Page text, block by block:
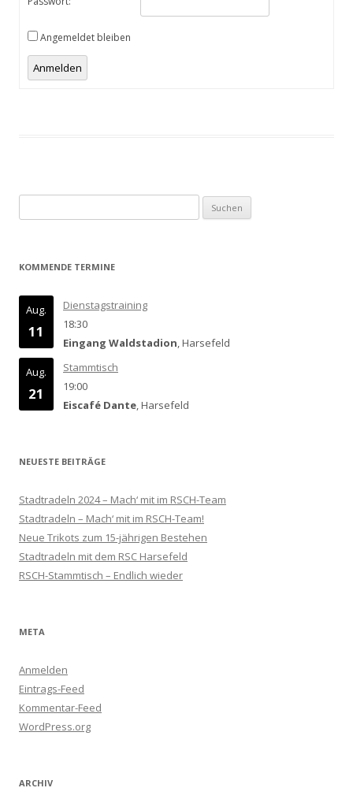
Angemeldet bleiben
Anmelden
nach:
KOMMENDE TERMINE
Aug.
11
Dienstagstraining
18:30
Eingang Waldstadion, Harsefeld
Aug.
21
Stammtisch
19:00
Eiscafé Dante, Harsefeld
NEUESTE BEITRÄGE
Stadtradeln 2024 – Mach‘ mit im RSCH-Team
Stadtradeln – Mach‘ mit im RSCH-Team!
Neue Trikots zum 15-jährigen Bestehen
Stadtradeln mit dem RSC Harsefeld
RSCH-Stammtisch – Endlich wieder
META
Anmelden
Eintrags-Feed
Kommentar-Feed
WordPress.org
ARCHIV